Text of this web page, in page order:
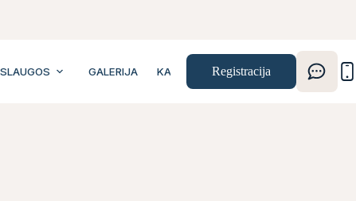
GALERIJA KAINOS KONTAKTAI
Registracija